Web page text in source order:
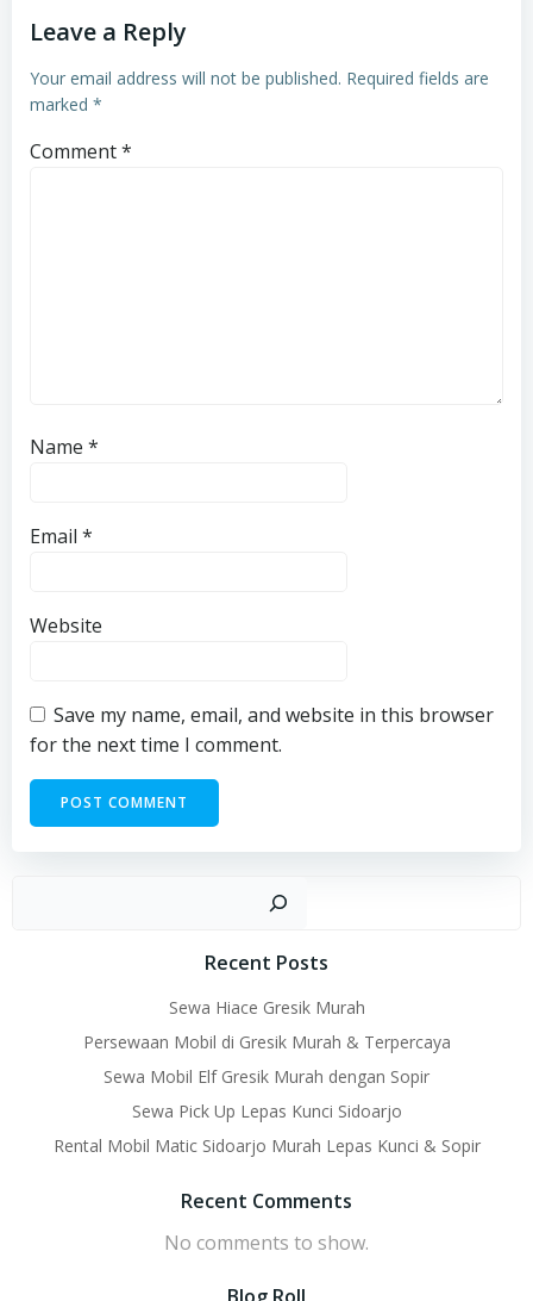
Leave a Reply
Your email address will not be published. Required fields are
marked *
Comment*
Name *
Email *
Website
Save my name, email, and website in this browser
for the next time I comment.
Recent Posts
Sewa Hiace Gresik Murah
Persewaan Mobil di Gresik Murah & Terpercaya
Sewa Mobil Elf Gresik Murah dengan Sopir
Sewa Pick Up Lepas Kunci Sidoarjo
Rental Mobil Matic Sidoarjo Murah Lepas Kunci & Sopir
Recent Comments
No comments to show.